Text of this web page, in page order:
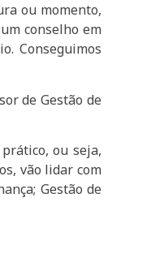
ou momento,
conselho em
Conseguimos
de Gestão de
ou seja,
vão lidar com
Gestão de